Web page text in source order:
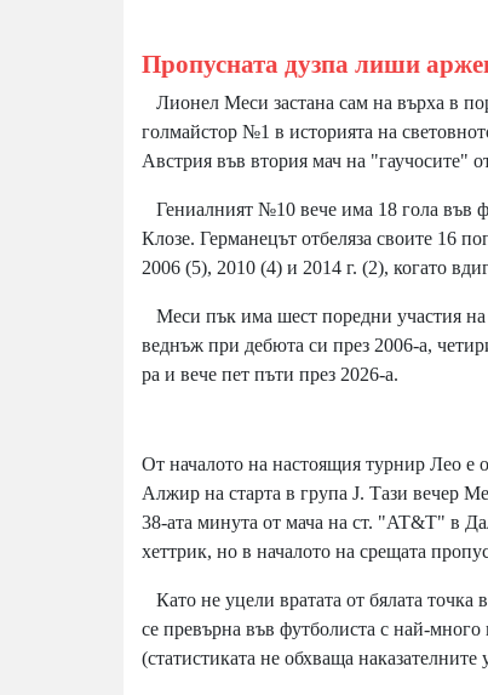
Пропусната дузпа лиши
Лионел Меси застана сам на върха в
голмайстор №1 в историята на
Австрия във втория мач на
Гениалният №10 вече има 18 гола във
Клозе. Германецът отбеляза своите 16
2006 (5), 2010 (4) и 2014 г. (2), когато
Меси пък има шест поредни участия
веднъж при дебюта си през 2006-а,
ра и вече пет пъти през 2026-а.
От началото на настоящия турнир Лео е
Алжир на старта в група J. Тази вечер
38-ата минута от мача на ст. "AT&T" в
хеттрик, но в началото на срещата
Като не уцели вратата от бялата
се превърна във футболиста с най-
(статистиката не обхваща